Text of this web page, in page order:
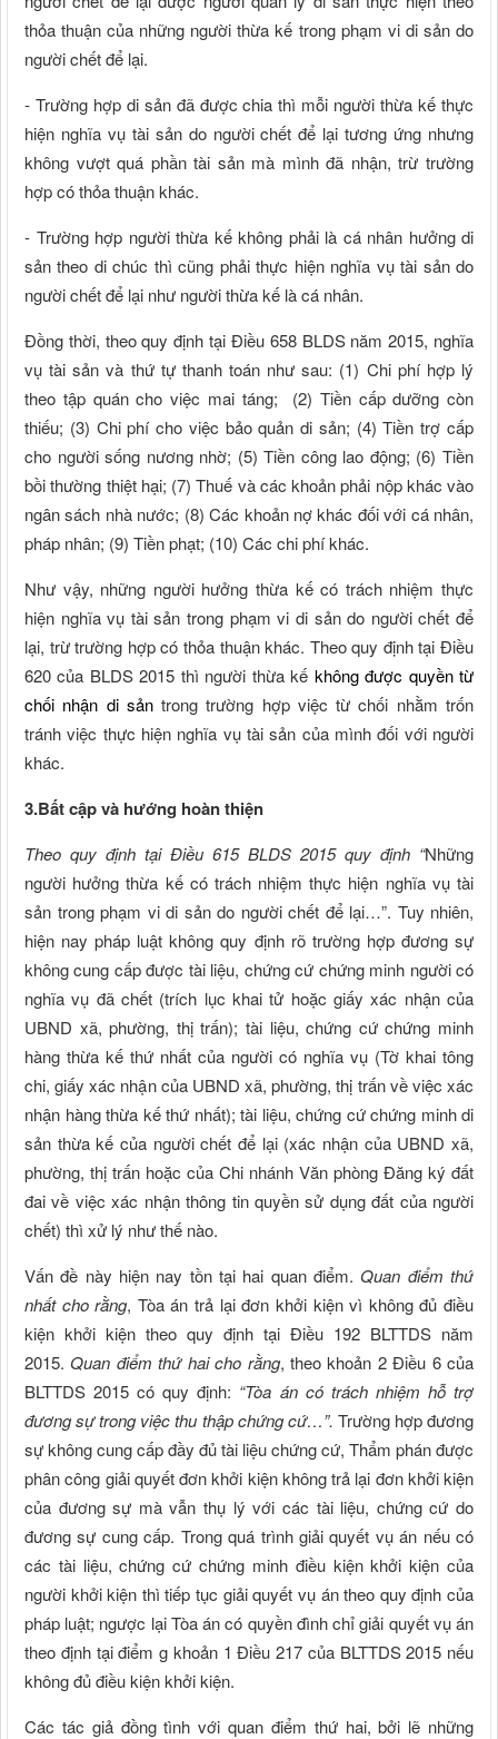
thỏa thuận của những người thừa kế trong phạm vi di sản do
người chết để lại.
- Trường hợp di sản đã được chia thì mỗi người thừa kế thực
hiện nghĩa vụ tài sản do người chết để lại tương ứng nhưng
không vượt quá phần tài sản mà mình đã nhận, trừ trường
hợp có thỏa thuận khác.
- Trường hợp người thừa kế không phải là cá nhân hưởng di
sản theo di chúc thì cũng phải thực hiện nghĩa vụ tài sản do
người chết để lại như người thừa kế là cá nhân.
Đồng thời, theo quy định tại Điều 658 BLDS năm 2015, nghĩa
vụ tài sản và thứ tự thanh toán như sau: (1) Chi phí hợp lý
theo tập quán cho việc mai táng; (2) Tiền cấp dưỡng còn
thiếu; (3) Chi phí cho việc bảo quản di sản; (4) Tiền trợ cấp
cho người sống nương nhờ; (5) Tiền công lao động; (6) Tiền
bồi thường thiệt hại; (7) Thuế và các khoản phải nộp khác vào
ngân sách nhà nước; (8) Các khoản nợ khác đối với cá nhân,
pháp nhân; (9) Tiền phạt; (10) Các chi phí khác.
Như vậy, những người hưởng thừa kế có trách nhiệm thực
hiện nghĩa vụ tài sản trong phạm vi di sản do người chết để
lại, trừ trường hợp có thỏa thuận khác. Theo quy định tại Điều
620 của BLDS 2015 thì người thừa kế không được quyền từ
chối nhận di sảntrong trường hợp việc từ chối nhằm trốn
tránh việc thực hiện nghĩa vụ tài sản của mình đối với người
khác.
3.Bất cập và hướng hoàn thiện
Theo quy định tại Điều 615 BLDS 2015 quy định “Những
người hưởng thừa kế có trách nhiệm thực hiện nghĩa vụ tài
sản trong phạm vi di sản do người chết để lại…”. Tuy nhiên,
hiện nay pháp luật không quy định rõ trường hợp đương sự
không cung cấp được tài liệu, chứng cứ chứng minh người có
nghĩa vụ đã chết (trích lục khai tử hoặc giấy xác nhận của
UBND xã, phường, thị trấn); tài liệu, chứng cứ chứng minh
hàng thừa kế thứ nhất của người có nghĩa vụ (Tờ khai tông
chi, giấy xác nhận của UBND xã, phường, thị trấn về việc xác
nhận hàng thừa kế thứ nhất); tài liệu, chứng cứ chứng minh di
sản thừa kế của người chết để lại (xác nhận của UBND xã,
phường, thị trấn hoặc của Chi nhánh Văn phòng Đăng ký đất
đai về việc xác nhận thông tin quyền sử dụng đất của người
chết) thì xử lý như thế nào.
Vấn đề này hiện nay tồn tại hai quan điểm.Quan điểm thứ
nhất cho rằng, Tòa án trả lại đơn khởi kiện vì không đủ điều
kiện khởi kiện theo quy định tại Điều 192 BLTTDS năm
2015.Quan điểm thứ hai cho rằng, theo khoản 2 Điều 6 của
BLTTDS 2015 có quy định: “Tòa án có trách nhiệm hỗ trợ
đương sự trong việc thu thập chứng cứ…”. Trường hợp đương
sự không cung cấp đầy đủ tài liệu chứng cứ, Thẩm phán được
phân công giải quyết đơn khởi kiện không trả lại đơn khởi kiện
của đương sự mà vẫn thụ lý với các tài liệu, chứng cứ do
đương sự cung cấp. Trong quá trình giải quyết vụ án nếu có
các tài liệu, chứng cứ chứng minh điều kiện khởi kiện của
người khởi kiện thì tiếp tục giải quyết vụ án theo quy định của
pháp luật; ngược lại Tòa án có quyền đình chỉ giải quyết vụ án
theo định tại điểm g khoản 1 Điều 217 của BLTTDS 2015 nếu
không đủ điều kiện khởi kiện.
Các tác giả đồng tình với quan điểm thứ hai, bởi lẽ những